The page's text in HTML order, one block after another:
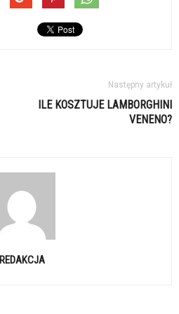
Następny artykuł
ILE KOSZTUJE LAMBORGHINI
VENENO?
REDAKCJA